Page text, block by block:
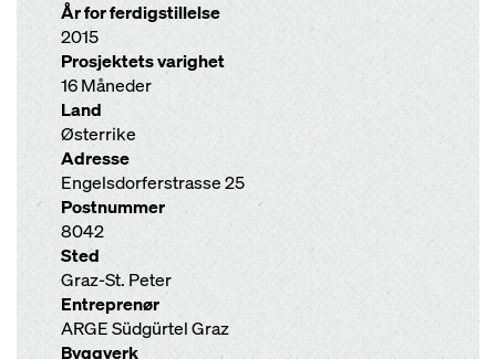
År for ferdigstillelse
2015
Prosjektets varighet
16 Måneder
Land
Østerrike
Adresse
Engelsdorferstrasse 25
Postnummer
8042
Sted
Graz-St. Peter
Entreprenør
ARGE Südgürtel Graz
Byggverk